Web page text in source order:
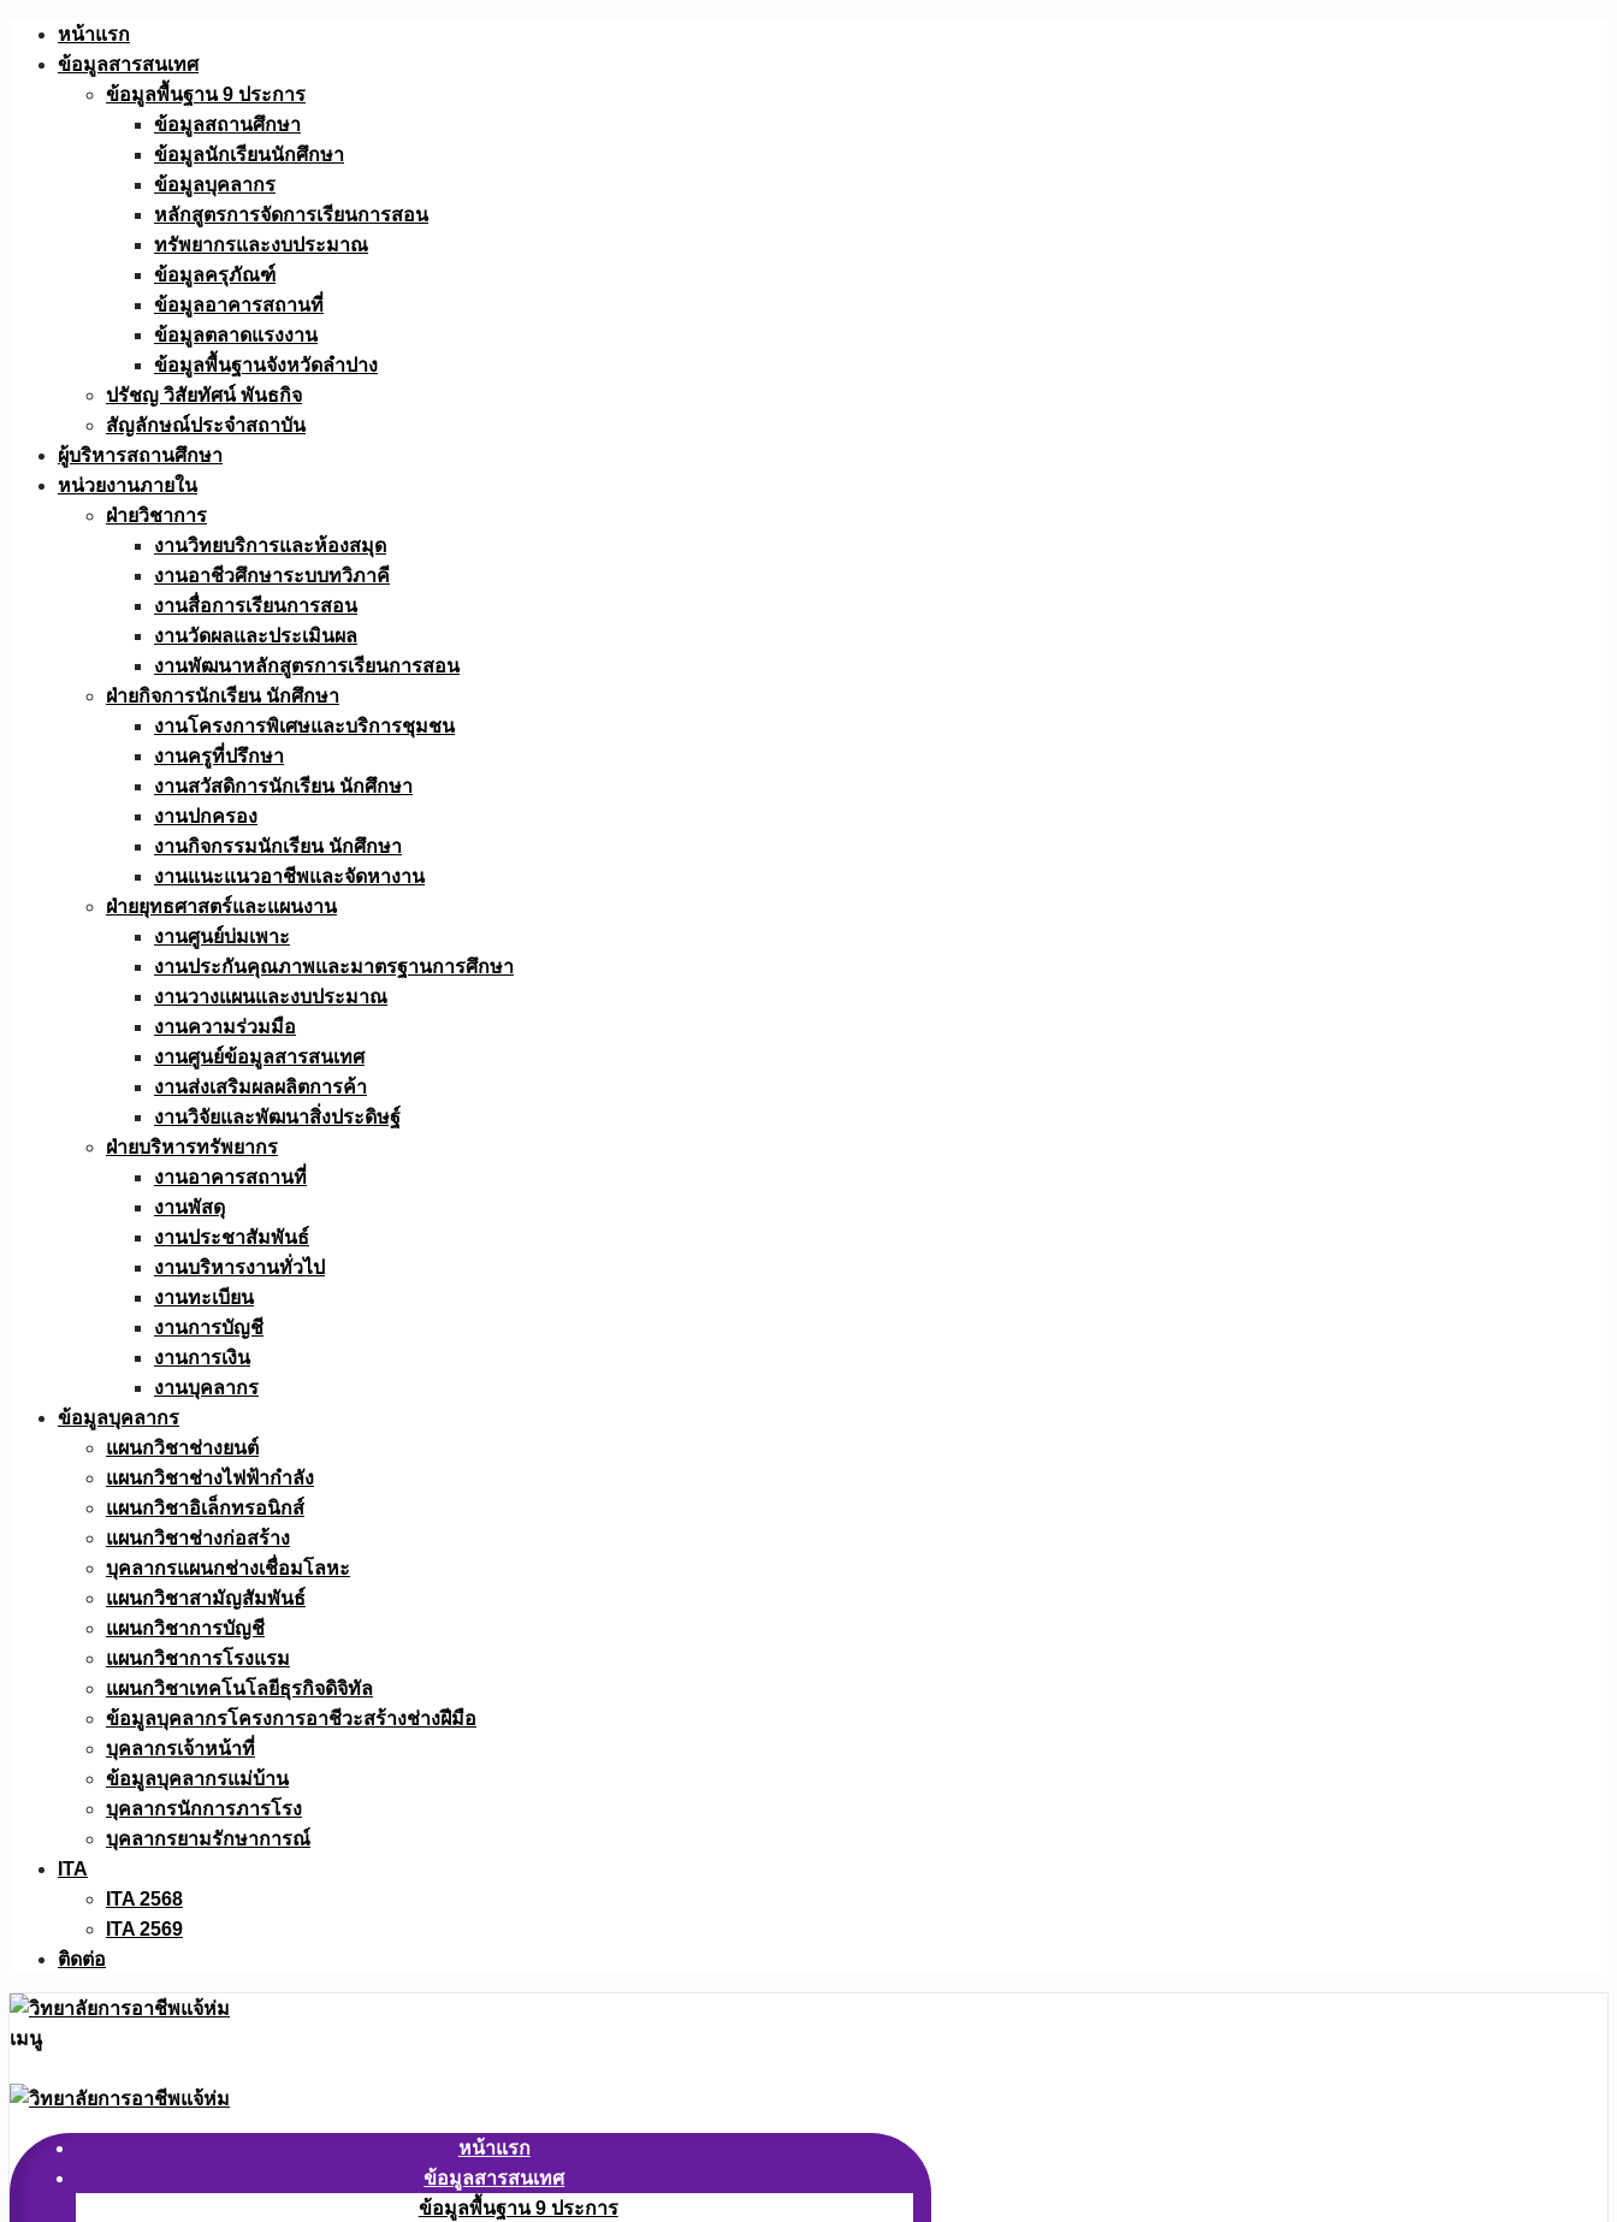
Skip
หน้าแรก
ข้อมูลสารสนเทศ
ข้อมูลพื้นฐาน 9 ประการ
ข้อมูลสถานศึกษา
ข้อมูลนักเรียนนักศึกษา
ข้อมูลบุคลากร
หลักสูตรการจัดการเรียนการสอน
ทรัพยากรและงบประมาณ
ข้อมูลครุภัณฑ์
ข้อมูลอาคารสถานที่
ข้อมูลตลาดแรงงาน
ข้อมูลพื้นฐานจังหวัดลำปาง
ปรัชญ วิสัยทัศน์ พันธกิจ
สัญลักษณ์ประจำสถาบัน
ผู้บริหารสถานศึกษา
หน่วยงานภายใน
ฝ่ายวิชาการ
งานวิทยบริการและห้องสมุด
งานอาชีวศึกษาระบบทวิภาคี
งานสื่อการเรียนการสอน
งานวัดผลและประเมินผล
งานพัฒนาหลักสูตรการเรียนการสอน
ฝ่ายกิจการนักเรียน นักศึกษา
งานโครงการพิเศษและบริการชุมชน
งานครูที่ปรึกษา
งานสวัสดิการนักเรียน นักศึกษา
งานปกครอง
งานกิจกรรมนักเรียน นักศึกษา
งานแนะแนวอาชีพและจัดหางาน
ฝ่ายยุทธศาสตร์และแผนงาน
งานศูนย์บ่มเพาะ
งานประกันคุณภาพและมาตรฐานการศึกษา
งานวางแผนและงบประมาณ
งานความร่วมมือ
งานศูนย์ข้อมูลสารสนเทศ
งานส่งเสริมผลผลิตการค้า
งานวิจัยและพัฒนาสิ่งประดิษฐ์
ฝ่ายบริหารทรัพยากร
งานอาคารสถานที่
งานพัสดุ
งานประชาสัมพันธ์
งานบริหารงานทั่วไป
งานทะเบียน
งานการบัญชี
งานการเงิน
งานบุคลากร
ข้อมูลบุคลากร
แผนกวิชาช่างยนต์
แผนกวิชาช่างไฟฟ้ากำลัง
แผนกวิชาอิเล็กทรอนิกส์
แผนกวิชาช่างก่อสร้าง
บุคลากรแผนกช่างเชื่อมโลหะ
แผนกวิชาสามัญสัมพันธ์
แผนกวิชาการบัญชี
แผนกวิชาการโรงแรม
แผนกวิชาเทคโนโลยีธุรกิจดิจิทัล
ข้อมูลบุคลากรโครงการอาชีวะสร้างช่างฝีมือ
บุคลากรเจ้าหน้าที่
ข้อมูลบุคลากรแม่บ้าน
บุคลากรนักการภารโรง
บุคลากรยามรักษาการณ์
ITA
ITA 2568
ITA 2569
ติดต่อ
เมนู
หน้าแรก
ข้อมูลสารสนเทศ
ข้อมูลพื้นฐาน 9 ประการ